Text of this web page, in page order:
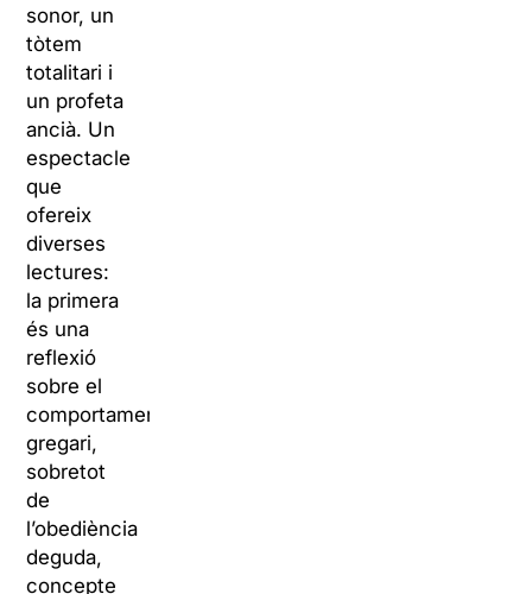
sonor, un
tòtem
totalitari i
un profeta
ancià. Un
espectacle
que
ofereix
diverses
lectures:
la primera
és una
reflexió
sobre el
comportament
gregari,
sobretot
de
l’obediència
deguda,
concepte